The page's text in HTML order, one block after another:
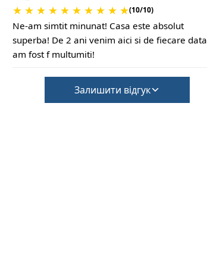
★ ★ ★ ★ ★ ★ ★ ★ ★ ★(10/10)
Ne-am simtit minunat! Casa este absolut
superba! De 2 ani venim aici si de fiecare data
am fost f multumiti!
Залишити відгук